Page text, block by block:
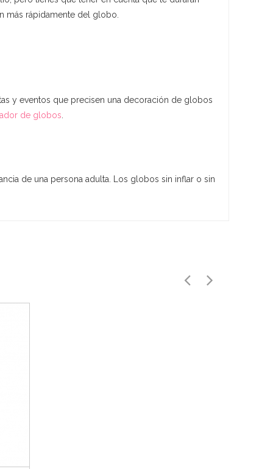
más rápidamente del globo.
y eventos que precisen una decoración de globos
de globos
de una persona adulta. Los globos sin inflar o sin